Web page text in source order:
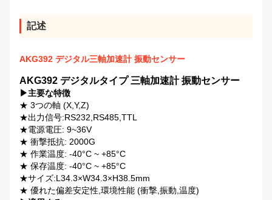
記述
AKG392 デジタル三軸加速計 振動センサー
AKG392 デジタルタイプ 三軸加速計 振動センサー
▶主要な特徴
★ 3つの軸 (X,Y,Z)
★出力信号:RS232,RS485,TTL
★電源電圧: 9~36V
★ 衝撃抵抗: 2000G
★ 作業温度: -40°C ~ +85°C
★ 保存温度: -40°C ~ +85°C
★サイズ:L34.3×W34.3×H38.5mm
★ 優れた偏差安定性,環境性能 (衝撃,振動,温度)